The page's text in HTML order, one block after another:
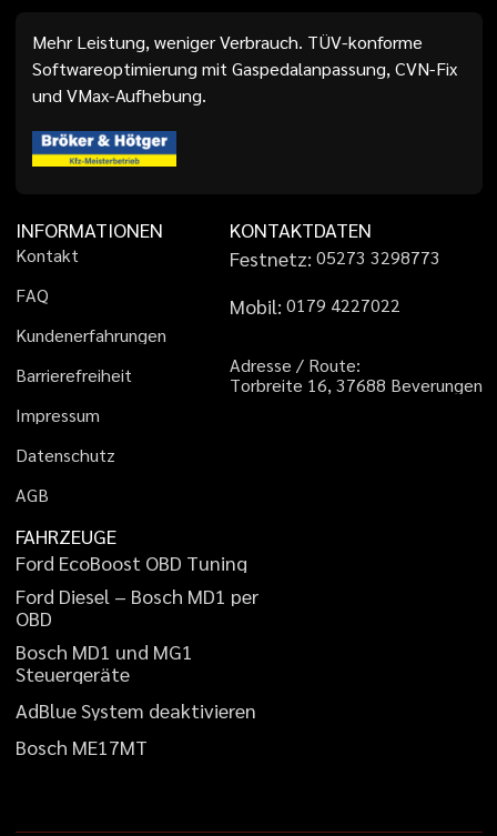
Mehr Leistung, weniger Verbrauch. TÜV-konforme
Softwareoptimierung mit Gaspedalanpassung, CVN-Fix
und VMax-Aufhebung.
INFORMATIONEN
Kontakt
FAQ
Kundenerfahrungen
Barrierefreiheit
Impressum
Datenschutz
AGB
KONTAKTDATEN
Festnetz: 05273 3298773
Mobil: 01 79 4227022
Adresse / Route:
Torbreite 16, 37688 Beverungen
FAHRZEUGE
Ford EcoBoost OBD Tuning
Ford Diesel – Bosch MD1 per
OBD
Bosch MD1 und MG1
Steuergeräte
AdBlueSystem deaktivieren
Bosch ME17MT